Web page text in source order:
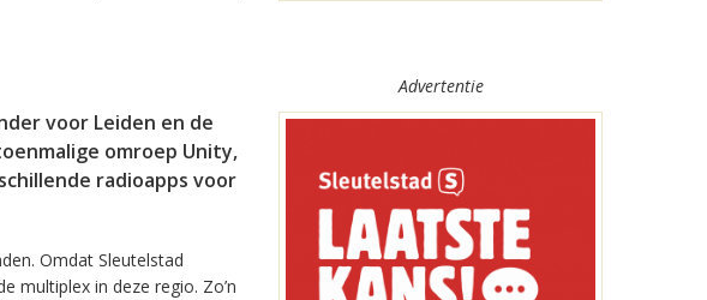
voor Leiden en de
omroep Unity,
radioapps voor
Omdat Sleutelstad
multiplex in deze regio. Zo’n
Advertentie